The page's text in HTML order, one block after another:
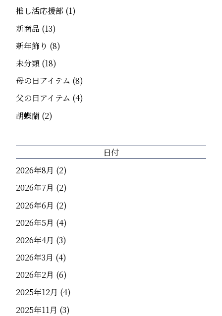
推し活応援部 (1)
新商品 (13)
新年飾り (8)
未分類 (18)
母の日アイテム (8)
父の日アイテム (4)
胡蝶蘭 (2)
日付
2026年8月 (2)
2026年7月 (2)
2026年6月 (2)
2026年5月 (4)
2026年4月 (3)
2026年3月 (4)
2026年2月 (6)
2025年12月 (4)
2025年11月 (3)